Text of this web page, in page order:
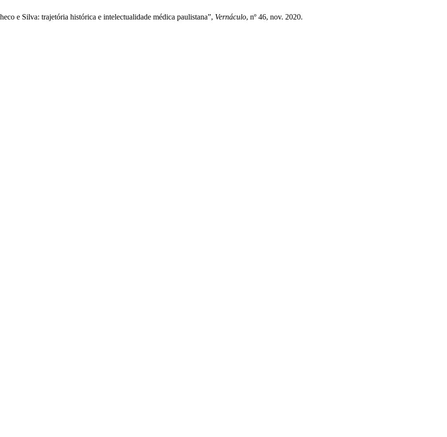
e Silva: trajetória histórica e intelectualidade médica paulistana”, Vernáculo, nº 46, nov. 2020.